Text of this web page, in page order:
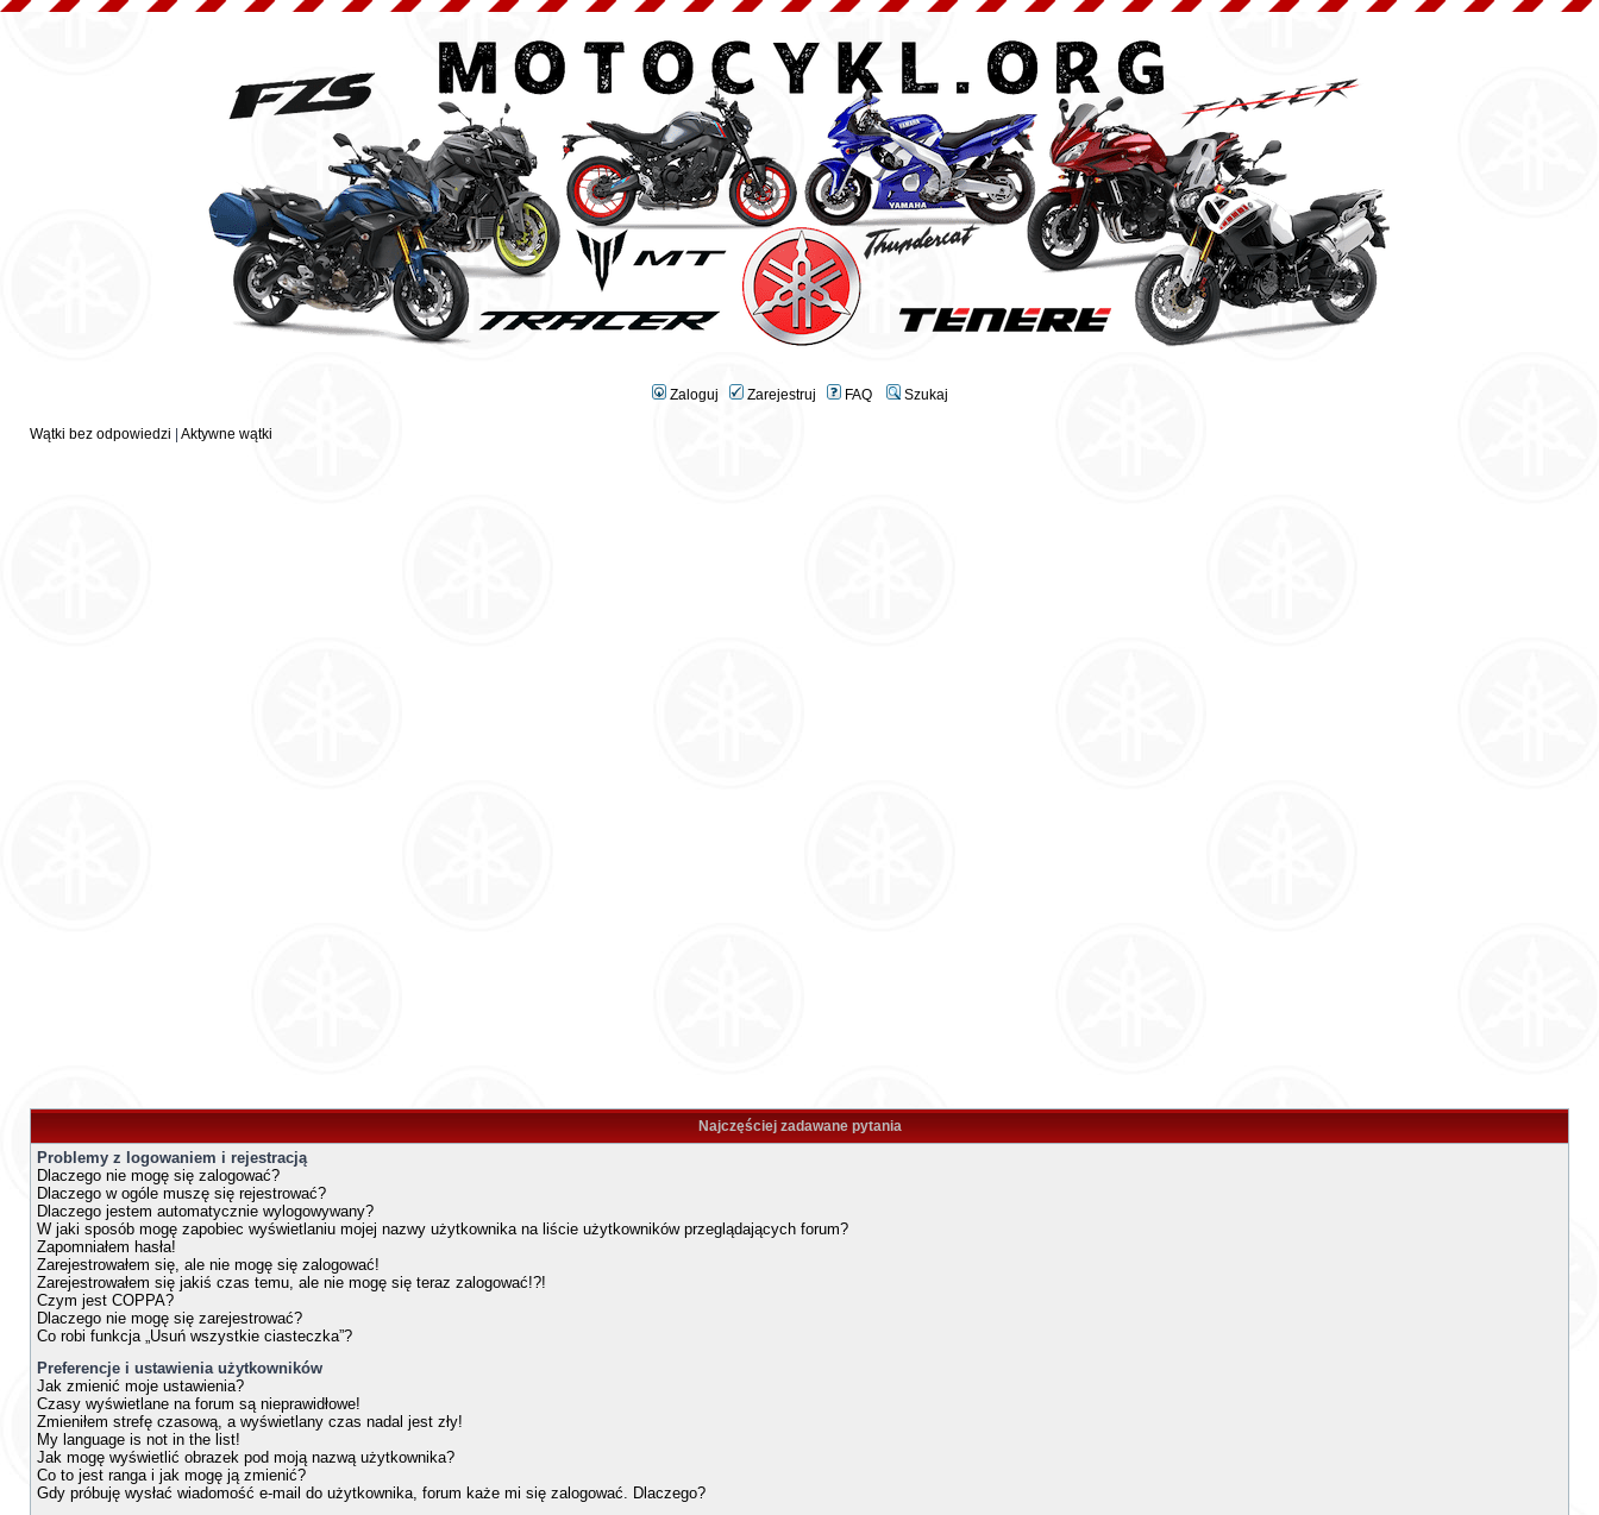
Zaloguj Zarejestruj FAQ Szukaj
Wątki bez odpowiedzi Aktywne wątki
Najczęściej zadawane pytania
Problemy z logowaniem i rejestracją
Dlaczego nie mogę się zalogować?
Dlaczego w ogóle muszę się rejestrować?
Dlaczego jestem automatycznie wylogowywany?
W jaki sposób mogę zapobiec wyświetlaniu mojej nazwy użytkownika na liście użytkowników przeglądających forum?
Zapomniałem hasła!
Zarejestrowałem się, ale nie mogę się zalogować!
Zarejestrowałem się jakiś czas temu, ale nie mogę się teraz zalogować!?!
Czym jest COPPA?
Dlaczego nie mogę się zarejestrować?
Co robi funkcja „Usuń wszystkie ciasteczka”?
Preferencje i ustawienia użytkowników
Jak zmienić moje ustawienia?
Czasy wyświetlane na forum są nieprawidłowe!
Zmieniłem strefę czasową, a wyświetlany czas nadal jest zły!
My language is not in the list!
Jak mogę wyświetlić obrazek pod moją nazwą użytkownika?
Co to jest ranga i jak mogę ją zmienić?
Gdy próbuję wysłać wiadomość e-mail do użytkownika, forum każe mi się zalogować. Dlaczego?